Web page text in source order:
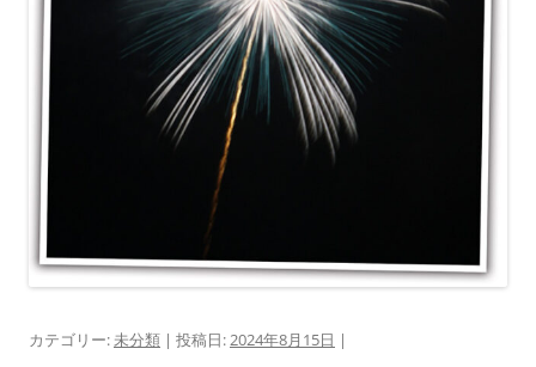
カテゴリー:未分類 | 投稿日:2024年8月15日 |